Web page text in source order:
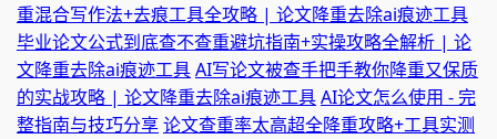
重混合写作法+去痕工具全攻略 | 论文降重去除ai痕迹工具
毕业论文公式到底查不查重避坑指南+实操攻略全解析 | 论
文降重去除ai痕迹工具AI写论文被查手把手教你降重又保质
的实战攻略 | 论文降重去除ai痕迹工具AI论文怎么使用 - 完
整指南与技巧分享论文查重率太高超全降重攻略+工具实测